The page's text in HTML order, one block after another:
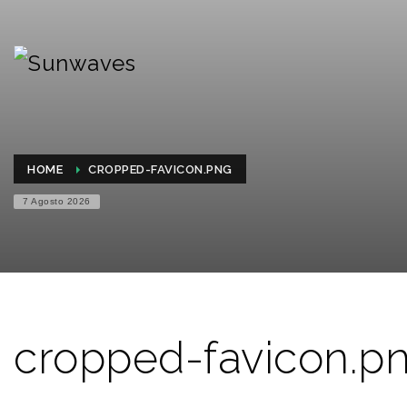
HOME CROPPED-FAVICON.PNG
7 Agosto 2026
cropped-